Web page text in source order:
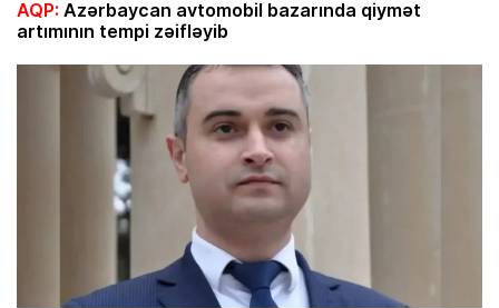
AQP: Azərbaycan avtomobil bazarında qiymət
artımının tempi zəifləyib